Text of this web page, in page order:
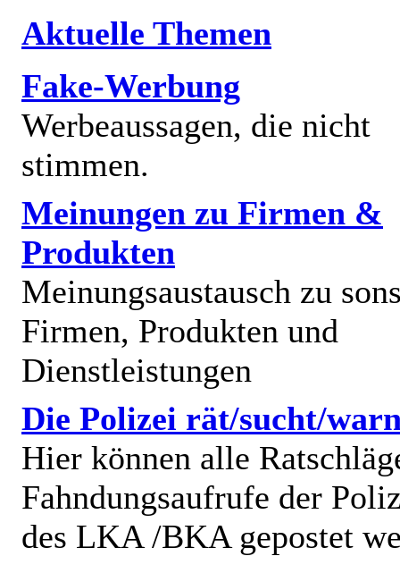
Aktuelle Themen
Fake-Werbung
Werbeaussagen, die nicht
stimmen.
Meinungen zu Firmen &
Produkten
Meinungsaustausch zu
Firmen, Produkten und
Dienstleistungen
Die Polizei rät/sucht/
Hier können alle
Fahndungsaufrufe der
des LKA /BKA gepostet